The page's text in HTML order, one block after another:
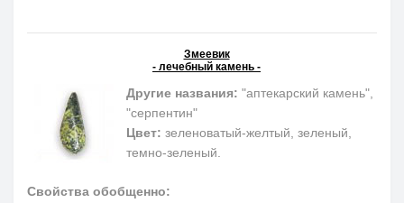
Змеевик
- лечебный камень -
Другие названия: "аптекарский камень",
"серпентин"
Цвет: зеленоватый-желтый, зеленый,
темно-зеленый.
Свойства обобщенно: